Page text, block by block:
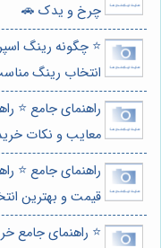
چرخ و یدک 🚗
⭐️ چگونه رینگ
انتخاب رینگ
راهنمای جامع ⭐️
معایب و نکات
راهنمای جامع ⭐️
قیمت و بهترین
⭐️ راهنمای جامع